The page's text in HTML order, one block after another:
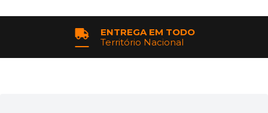
ENTREGA EM TODO
Território Nacional